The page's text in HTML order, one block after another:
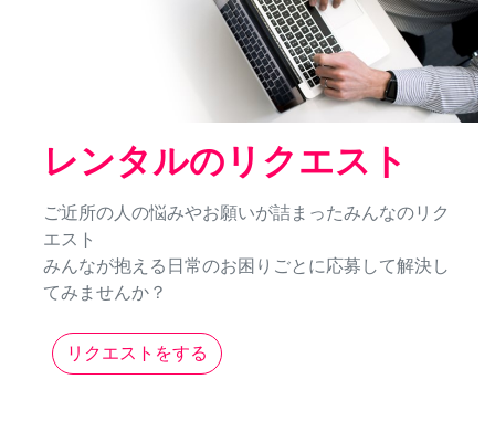
レンタルのリクエスト
ご近所の人の悩みやお願いが詰まったみんなのリク
エスト
みんなが抱える日常のお困りごとに応募して解決し
てみませんか？
リクエストをする